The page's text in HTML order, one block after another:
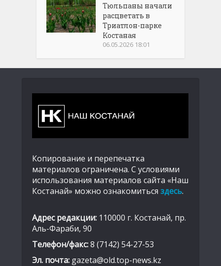
Тюльпаны начали
расцветать в
Триатлон-парке
Костаная
06.05.2026 18:01
Копирование и перепечатка
материалов ограничена. С условиями
использования материалов сайта «Наш
Костанай» можно ознакомиться здесь.
Адрес редакции: 110000 г. Костанай, пр.
Аль-Фараби, 90
Телефон/факс:8 (7142) 54-27-53
Эл. почта: gazeta@old.top-news.kz